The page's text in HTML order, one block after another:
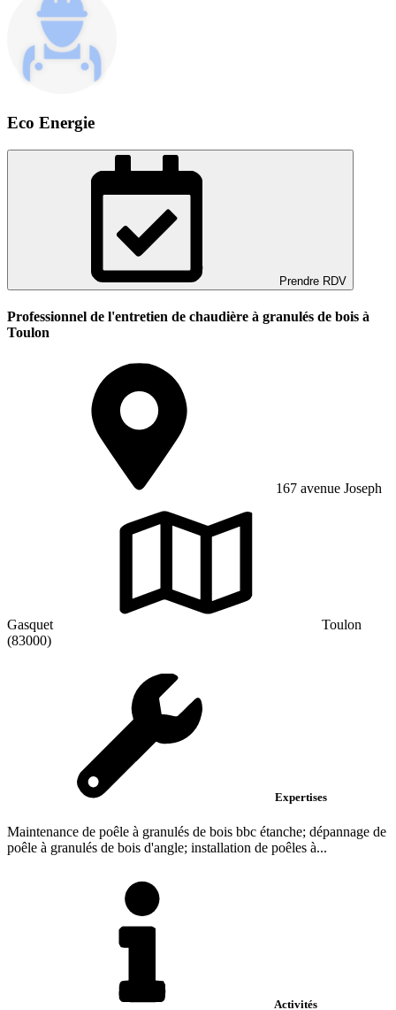
Eco Energie
Prendre RDV
Professionnel de l'entretien de chaudière à granulés de bois à
Toulon
167 avenue Joseph
Gasquet
Toulon
(83000)
Expertises
Maintenance de poêle à granulés de bois bbc étanche; dépannage de
poêle à granulés de bois d'angle; installation de poêles à...
Activités